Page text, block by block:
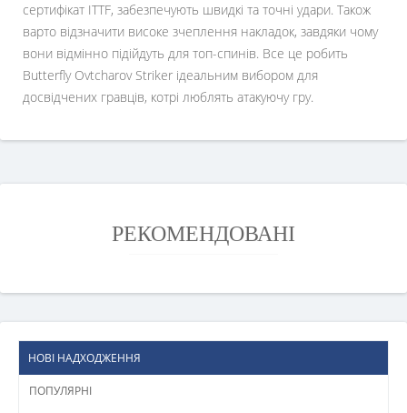
сертифікат ITTF, забезпечують швидкі та точні удари. Також
варто відзначити високе зчеплення накладок, завдяки чому
вони відмінно підійдуть для топ-спинів. Все це робить
Butterfly Ovtcharov Striker ідеальним вибором для
досвідчених гравців, котрі люблять атакуючу гру.
РЕКОМЕНДОВАНІ
НОВІ НАДХОДЖЕННЯ
ПОПУЛЯРНІ